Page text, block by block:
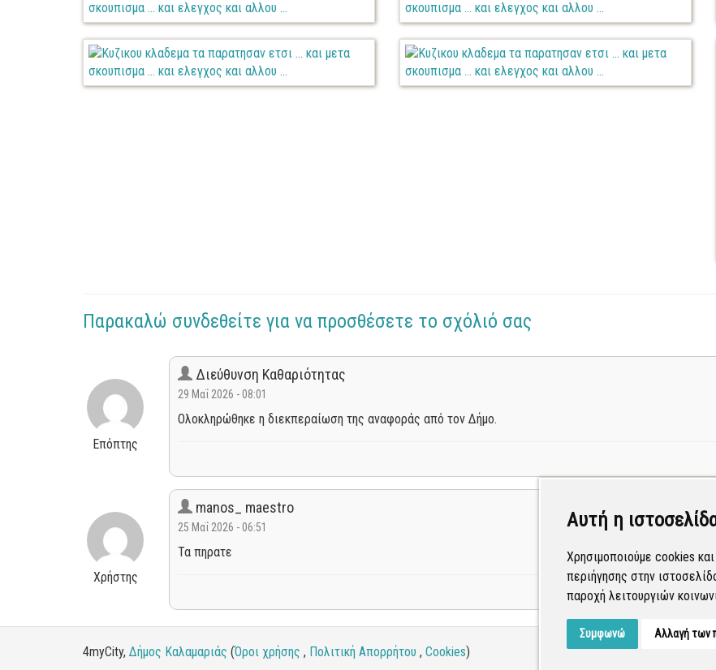
Αυτή η
Χρησιμοποιούμε cookies
περιήγησης στην
παροχή λειτουργιών
Συμφωνώ Αλλαγή των
Παρακαλώ συνδεθείτε για να προσθέσετε το σχόλιό σας
Επόπτης
Διεύθυνση Καθαριότητας
29 Μαΐ 2026 - 08:01
Ολοκληρώθηκε η διεκπεραίωση της αναφοράς από τον Δήμο.
Χρήστης
manos_ maestro
25 Μαΐ 2026 - 06:51
Τα πηρατε
4myCity, Δήμος Καλαμαριάς (Όροι χρήσης , Πολιτική Απορρήτου , Cookies)